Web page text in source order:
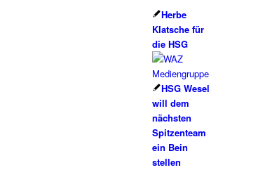
Herbe
Klatsche für
die HSG
HSG Wesel
will dem
nächsten
Spitzenteam
ein Bein
stellen